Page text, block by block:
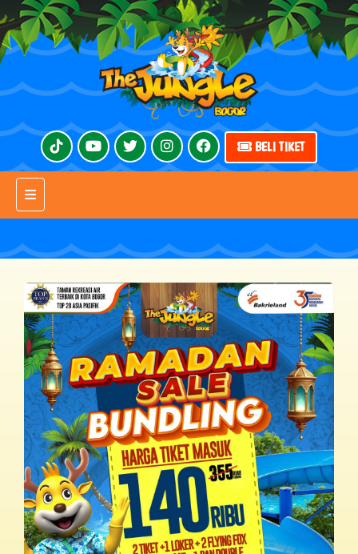
BELI TIKET
Toggle navigation